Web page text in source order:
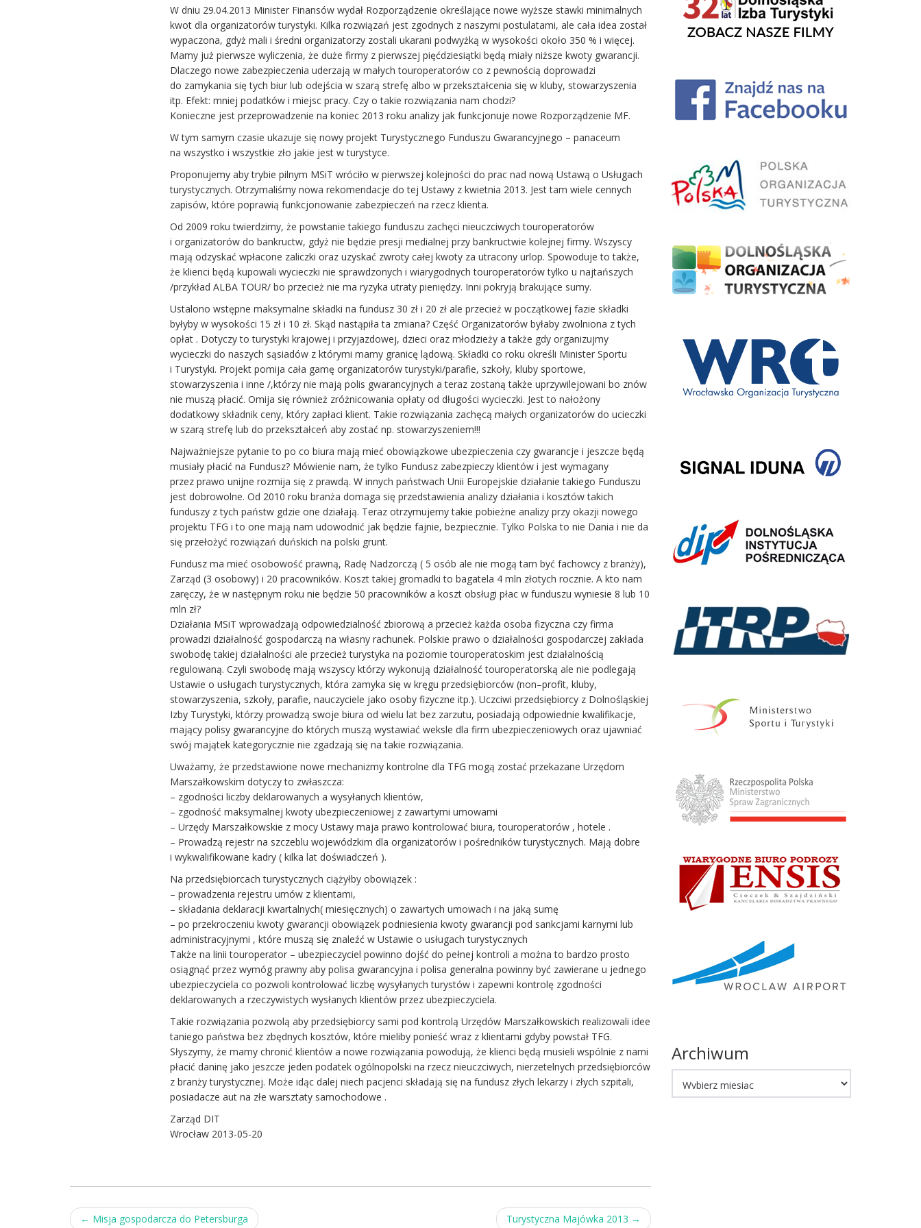
W dniu 29.04.2013 Minister Finansów wydał Rozporządzenie określające nowe wyższe stawki minimalnych
kwot dla organizatorów turystyki. Kilka rozwiązań jest zgodnych z naszymi postulatami, ale cała idea został
wypaczona, gdyż mali i średni organizatorzy zostali ukarani podwyżką w wysokości około 350 % i więcej.
Mamy już pierwsze wyliczenia, że duże firmy z pierwszej pięćdziesiątki będą miały niższe kwoty gwarancji.
Dlaczego nowe zabezpieczenia uderzają w małych touroperatorów co z pewnością doprowadzi
do zamykania się tych biur lub odejścia w szarą strefę albo w przekształcenia się w kluby, stowarzyszenia
itp. Efekt: mniej podatków i miejsc pracy. Czy o takie rozwiązania nam chodzi?
Konieczne jest przeprowadzenie na koniec 2013 roku analizy jak funkcjonuje nowe Rozporządzenie MF.
W tym samym czasie ukazuje się nowy projekt Turystycznego Funduszu Gwarancyjnego – panaceum
na wszystko i wszystkie zło jakie jest w turystyce.
Proponujemy aby trybie pilnym MSiT wróciło w pierwszej kolejności do prac nad nową Ustawą o Usługach
turystycznych. Otrzymaliśmy nowa rekomendacje do tej Ustawy z kwietnia 2013. Jest tam wiele cennych
zapisów, które poprawią funkcjonowanie zabezpieczeń na rzecz klienta.
Od 2009 roku twierdzimy, że powstanie takiego funduszu zachęci nieuczciwych touroperatorów
i organizatorów do bankructw, gdyż nie będzie presji medialnej przy bankructwie kolejnej firmy. Wszyscy
mają odzyskać wpłacone zaliczki oraz uzyskać zwroty całej kwoty za utracony urlop. Spowoduje to także,
że klienci będą kupowali wycieczki nie sprawdzonych i wiarygodnych touroperatorów tylko u najtańszych
/przykład ALBA TOUR/ bo przecież nie ma ryzyka utraty pieniędzy. Inni pokryją brakujące sumy.
Ustalono wstępne maksymalne składki na fundusz 30 zł i 20 zł ale przecież w początkowej fazie składki
byłyby w wysokości 15 zł i 10 zł. Skąd nastąpiła ta zmiana? Część Organizatorów byłaby zwolniona z tych
opłat . Dotyczy to turystyki krajowej i przyjazdowej, dzieci oraz młodzieży a także gdy organizujmy
wycieczki do naszych sąsiadów z którymi mamy granicę lądową. Składki co roku określi Minister Sportu
i Turystyki. Projekt pomija cała gamę organizatorów turystyki/parafie, szkoły, kluby sportowe,
stowarzyszenia i inne /,którzy nie mają polis gwarancyjnych a teraz zostaną także uprzywilejowani bo znów
nie muszą płacić. Omija się również zróżnicowania opłaty od długości wycieczki. Jest to nałożony
dodatkowy składnik ceny, który zapłaci klient. Takie rozwiązania zachęcą małych organizatorów do ucieczki
w szarą strefę lub do przekształceń aby zostać np. stowarzyszeniem!!!
Najważniejsze pytanie to po co biura mają mieć obowiązkowe ubezpieczenia czy gwarancje i jeszcze będą
musiały płacić na Fundusz? Mówienie nam, że tylko Fundusz zabezpieczy klientów i jest wymagany
przez prawo unijne rozmija się z prawdą. W innych państwach Unii Europejskie działanie takiego Funduszu
jest dobrowolne. Od 2010 roku branża domaga się przedstawienia analizy działania i kosztów takich
funduszy z tych państw gdzie one działają. Teraz otrzymujemy takie pobieżne analizy przy okazji nowego
projektu TFG i to one mają nam udowodnić jak będzie fajnie, bezpiecznie. Tylko Polska to nie Dania i nie da
się przełożyć rozwiązań duńskich na polski grunt.
Fundusz ma mieć osobowość prawną, Radę Nadzorczą ( 5 osób ale nie mogą tam być fachowcy z branży),
Zarząd (3 osobowy) i 20 pracowników. Koszt takiej gromadki to bagatela 4 mln złotych rocznie. A kto nam
zaręczy, że w następnym roku nie będzie 50 pracowników a koszt obsługi płac w funduszu wyniesie 8 lub 10
mln zł?
Działania MSiT wprowadzają odpowiedzialność zbiorową a przecież każda osoba fizyczna czy firma
prowadzi działalność gospodarczą na własny rachunek. Polskie prawo o działalności gospodarczej zakłada
swobodę takiej działalności ale przecież turystyka na poziomie touroperatoskim jest działalnością
regulowaną. Czyli swobodę mają wszyscy którzy wykonują działalność touroperatorską ale nie podlegają
Ustawie o usługach turystycznych, która zamyka się w kręgu przedsiębiorców (non–profit, kluby,
stowarzyszenia, szkoły, parafie, nauczyciele jako osoby fizyczne itp.). Uczciwi przedsiębiorcy z Dolnośląskiej
Izby Turystyki, którzy prowadzą swoje biura od wielu lat bez zarzutu, posiadają odpowiednie kwalifikacje,
mający polisy gwarancyjne do których muszą wystawiać weksle dla firm ubezpieczeniowych oraz ujawniać
swój majątek kategorycznie nie zgadzają się na takie rozwiązania.
Uważamy, że przedstawione nowe mechanizmy kontrolne dla TFG mogą zostać przekazane Urzędom
Marszałkowskim dotyczy to zwłaszcza:
– zgodności liczby deklarowanych a wysyłanych klientów,
– zgodność maksymalnej kwoty ubezpieczeniowej z zawartymi umowami
– Urzędy Marszałkowskie z mocy Ustawy maja prawo kontrolować biura, touroperatorów , hotele .
– Prowadzą rejestr na szczeblu wojewódzkim dla organizatorów i pośredników turystycznych. Mają dobre
i wykwalifikowane kadry ( kilka lat doświadczeń ).
Na przedsiębiorcach turystycznych ciążyłby obowiązek :
– prowadzenia rejestru umów z klientami,
– składania deklaracji kwartalnych( miesięcznych) o zawartych umowach i na jaką sumę
– po przekroczeniu kwoty gwarancji obowiązek podniesienia kwoty gwarancji pod sankcjami karnymi lub
administracyjnymi , które muszą się znaleźć w Ustawie o usługach turystycznych
Także na linii touroperator – ubezpieczyciel powinno dojść do pełnej kontroli a można to bardzo prosto
osiągnąć przez wymóg prawny aby polisa gwarancyjna i polisa generalna powinny być zawierane u jednego
ubezpieczyciela co pozwoli kontrolować liczbę wysyłanych turystów i zapewni kontrolę zgodności
deklarowanych a rzeczywistych wysłanych klientów przez ubezpieczyciela.
Takie rozwiązania pozwolą aby przedsiębiorcy sami pod kontrolą Urzędów Marszałkowskich realizowali idee
taniego państwa bez zbędnych kosztów, które mieliby ponieść wraz z klientami gdyby powstał TFG.
Słyszymy, że mamy chronić klientów a nowe rozwiązania powodują, że klienci będą musieli wspólnie z nami
płacić daninę jako jeszcze jeden podatek ogólnopolski na rzecz nieuczciwych, nierzetelnych przedsiębiorców
z branży turystycznej. Może idąc dalej niech pacjenci składają się na fundusz złych lekarzy i złych szpitali,
posiadacze aut na złe warsztaty samochodowe .
Zarząd DIT
Wrocław 2013-05-20
Post
← Misja gospodarcza do Petersburga Turystyczna Majówka 2013 →
Archiwum